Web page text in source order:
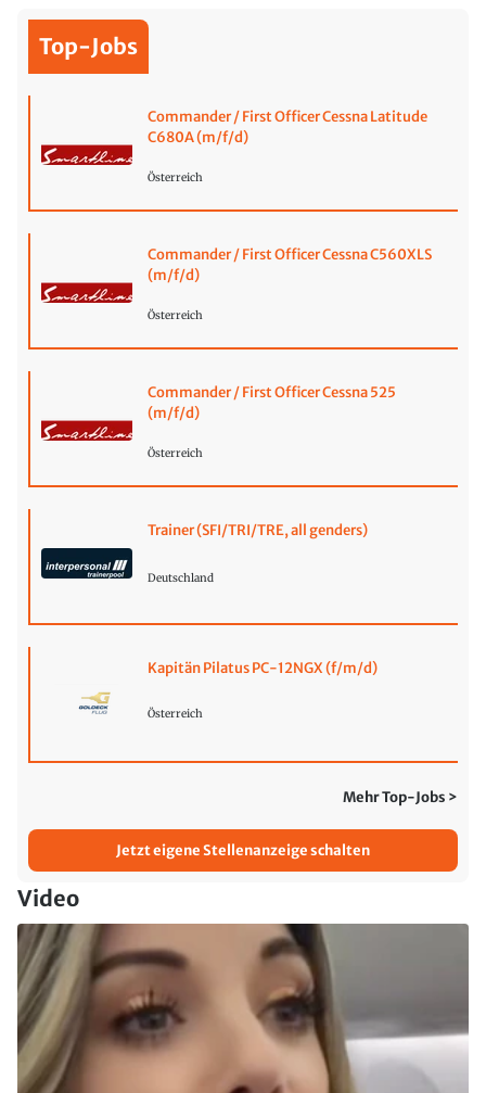
Top-Jobs
Commander / First Officer Cessna Latitude
C680A (m/f/d)
Österreich
Commander / First Officer Cessna C560XLS
(m/f/d)
Österreich
Commander / First Officer Cessna 525
(m/f/d)
Österreich
Trainer (SFI/TRI/TRE, all genders)
Deutschland
Kapitän Pilatus PC-12NGX (f/m/d)
Österreich
Mehr Top-Jobs >
Jetzt eigene Stellenanzeige schalten
Video